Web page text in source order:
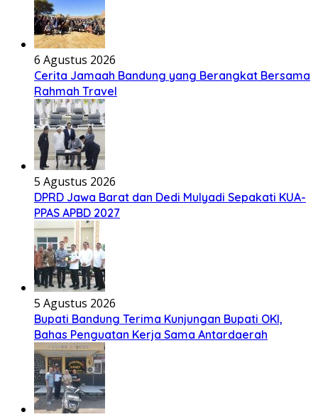
6 Agustus 2026
Cerita Jamaah Bandung yang Berangkat Bersama
Rahmah Travel
5 Agustus 2026
DPRD Jawa Barat dan Dedi Mulyadi Sepakati KUA-
PPAS APBD 2027
5 Agustus 2026
Bupati Bandung Terima Kunjungan Bupati OKI,
Bahas Penguatan Kerja Sama Antardaerah